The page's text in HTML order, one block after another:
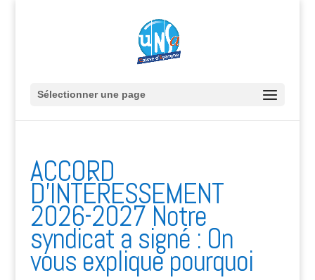
Sélectionner une page
ACCORD
D’INTÉRESSEMENT
2026-2027 Notre
syndicat a signé : On
vous explique pourquoi